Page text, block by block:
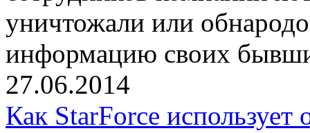
уничтожали или
информацию своих
27.06.2014
Как StarForce